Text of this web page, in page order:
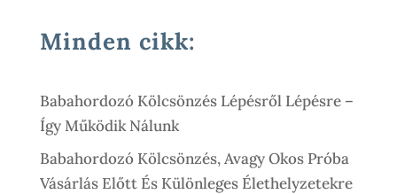
Was:
Is:
Minden cikk:
Babahordozó Kölcsönzés Lépésről Lépésre –
Így Működik Nálunk
Babahordozó Kölcsönzés, Avagy Okos Próba
Vásárlás Előtt És Különleges Élethelyzetekre